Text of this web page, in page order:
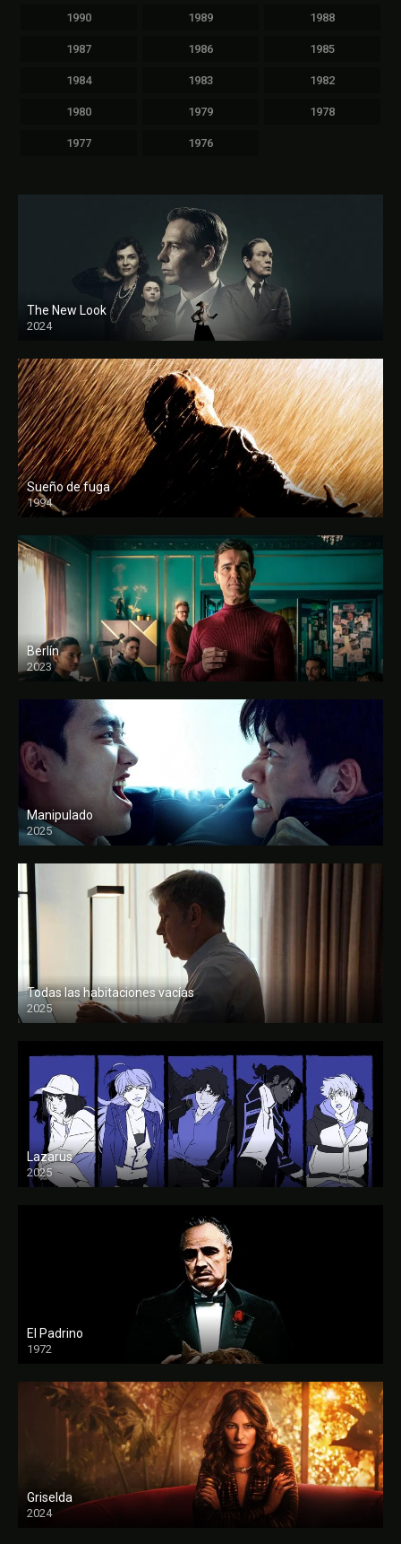
1990 1989 1988
1987 1986 1985
1984 1983 1982
1980 1979 1978
1977 1976
The New Look
2024
Sueño de fuga
1994
FULL HD
Berlín
2023
Manipulado
2025
Todas las habitaciones vacías
2025
FULL HD
Lazarus
2025
El Padrino
1972
FULL HD
Griselda
2024